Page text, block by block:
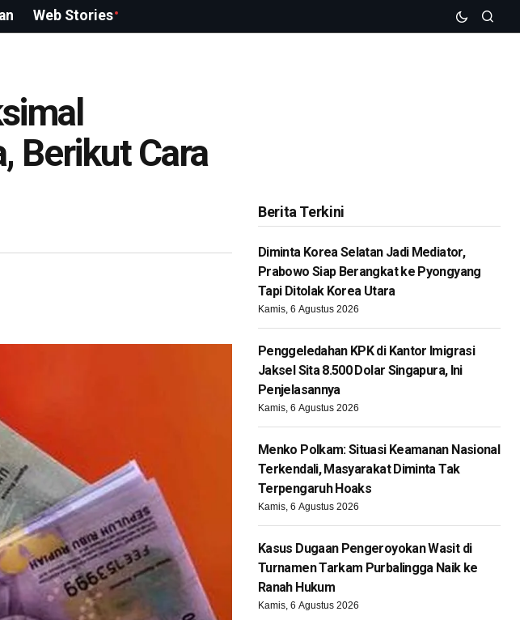
Web Stories
Berikut Cara
Berita Terkini
Diminta Korea Selatan Jadi Mediator,
Prabowo Siap Berangkat ke Pyongyang
Tapi Ditolak Korea Utara
Kamis, 6 Agustus 2026
Penggeledahan KPK di Kantor Imigrasi
Jaksel Sita 8.500 Dolar Singapura, Ini
Penjelasannya
Kamis, 6 Agustus 2026
Menko Polkam: Situasi Keamanan Nasional
Terkendali, Masyarakat Diminta Tak
Terpengaruh Hoaks
Kamis, 6 Agustus 2026
Kasus Dugaan Pengeroyokan Wasit di
Turnamen Tarkam Purbalingga Naik ke
Ranah Hukum
Kamis, 6 Agustus 2026